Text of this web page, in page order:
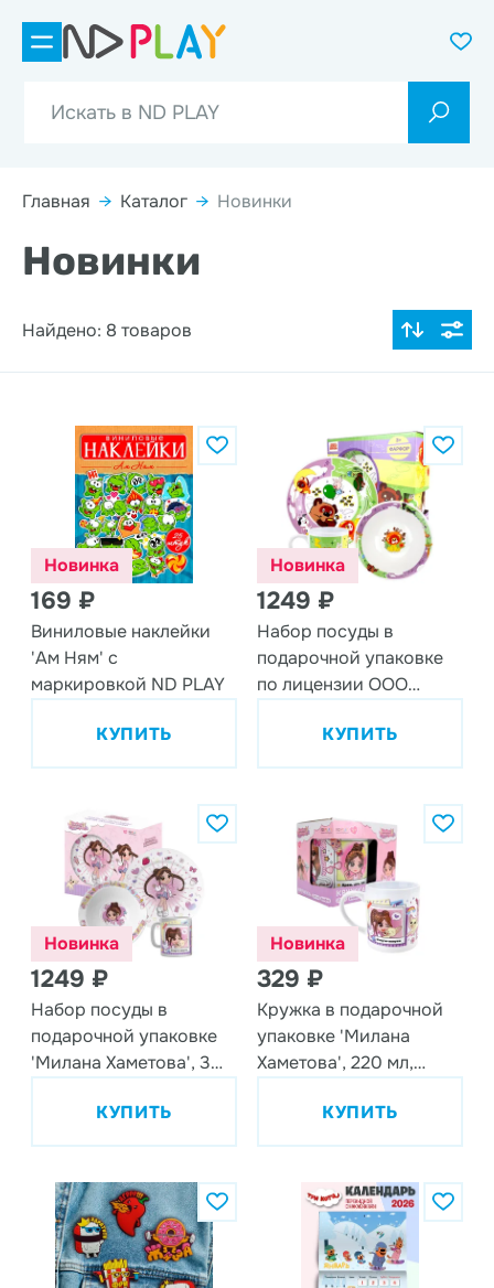
Главная → Каталог → Новинки
Новинки
Найдено: 8 товаров
По популярности
Цена по возрастанию
Цена по убыванию
Новинка
169 ₽
Виниловые наклейки
'Ам Ням' с
маркировкой ND PLAY
КУПИТЬ
Новинка
1249 ₽
Набор посуды в
подарочной упаковке
по лицензии ООО
дизайн 1, 3 предмета,
фарфор
КУПИТЬ
Новинка
1249 ₽
Набор посуды в
подарочной упаковке
'Милана Хаметова', 3
КУПИТЬ
Новинка
329 ₽
Кружка в подарочной
упаковке 'Милана
Хаметова', 220 мл,
КУПИТЬ